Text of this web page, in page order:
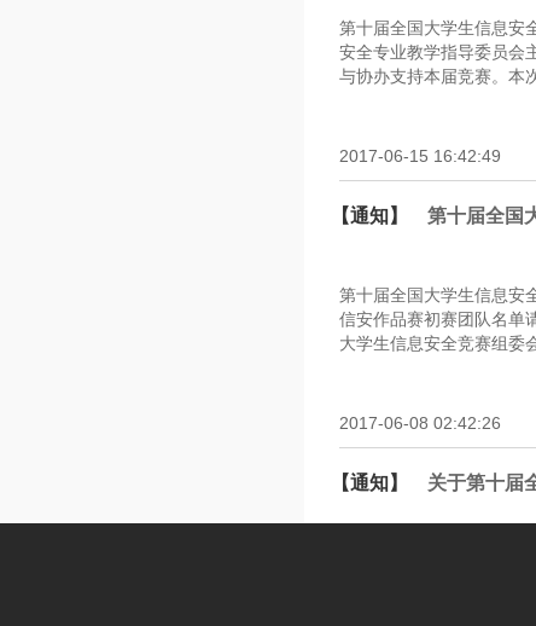
第十届全国大学生信息
安全专业教学指导委员会
与协办支持本届竞赛。本
2017-06-15 16:42:49
【通知】 第十届全国
第十届全国大学生信息
信安作品赛初赛团队名单
大学生信息安全竞赛组委
2017-06-08 02:42:26
【通知】 关于第十届